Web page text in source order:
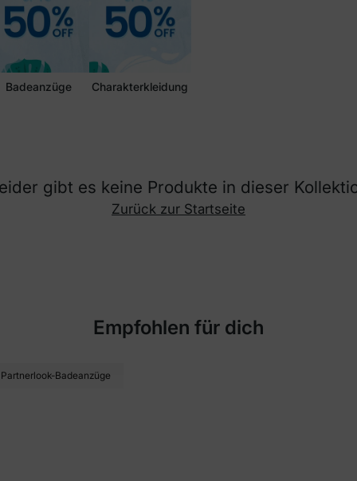
Badeanzüge Charakterkleidung
gibt es keine Produkte in dieser
Zurück zur Startseite
Empfohlen für dich
Partnerlook-Badeanzüge